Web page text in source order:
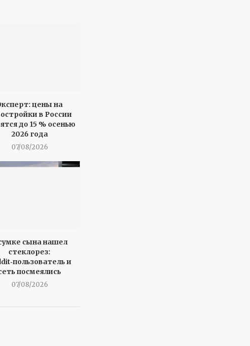
цены на
в России
до 15 % осенью
2026 года
07/08/2026
сына нашел
стеклорез:
и
посмеялись
07/08/2026